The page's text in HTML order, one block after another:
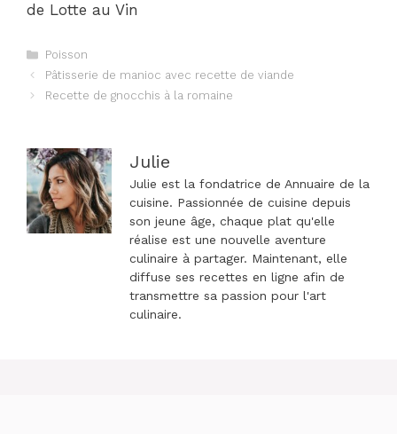
de Lotte au Vin
Catégories
Poisson
Navigation
des
Pâtisserie de manioc avec recette de viande
Recette de gnocchis à la romaine
Julie
Julie est la fondatrice de Annuaire de la
cuisine. Passionnée de cuisine depuis
son jeune âge, chaque plat qu'elle
réalise est une nouvelle aventure
culinaire à partager. Maintenant, elle
diffuse ses recettes en ligne afin de
transmettre sa passion pour l'art
culinaire.